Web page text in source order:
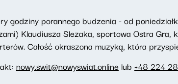
godziny porannego budzenia - od
Klaudiusza Slezaka, sportowa Ostra
Całość okraszona muzyką, która
nowy.swit@nowyswiat.online lub +48 224